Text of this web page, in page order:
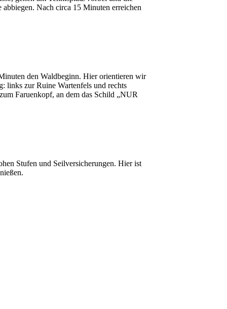
abbiegen. Nach circa 15 Minuten erreichen
den Waldbeginn. Hier orientieren wir
links zur Ruine Wartenfels und rechts
Faruenkopf, an dem das Schild „NUR
Stufen und Seilversicherungen. Hier ist